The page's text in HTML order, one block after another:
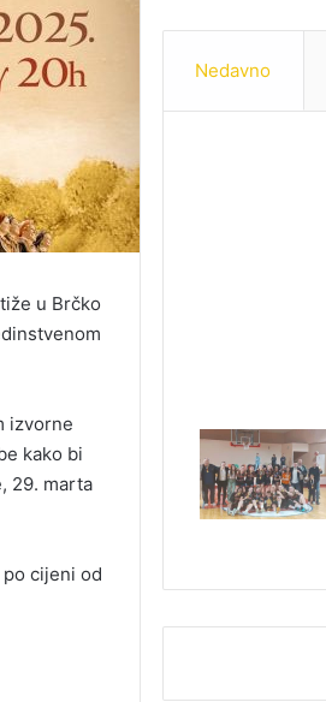
u Brčko
izvorne
kako bi
29. marta
cijeni od
Nedavno